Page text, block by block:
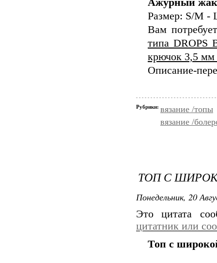
Размер: S/M
Вам
типа DROPS
крючок 3,5 мм
Описание-
Рубрики: вязание /топы
вязание /
ТОП С
Понедельник, 20
Это цитата
цитатник или
Топ с